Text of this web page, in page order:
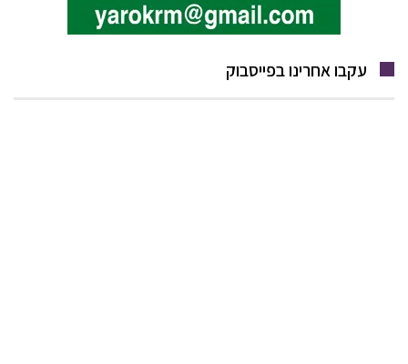
עקבו אחרינו בפייסבוק